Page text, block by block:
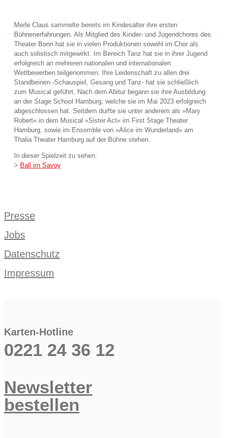
Merle Claus sammelte bereits im Kindesalter ihre ersten
Bühnenerfahrungen. Als Mitglied des Kinder- und Jugendchores des
Theater Bonn hat sie in vielen Produktionen sowohl im Chor als
auch solistisch mitgewirkt. Im Bereich Tanz hat sie in ihrer Jugend
erfolgreich an mehreren nationalen und internationalen
Wettbewerben teilgenommen. Ihre Leidenschaft zu allen drei
Standbeinen -Schauspiel, Gesang und Tanz- hat sie schließlich
zum Musical geführt. Nach dem Abitur begann sie ihre Ausbildung
an der Stage School Hamburg, welche sie im Mai 2023 erfolgreich
abgeschlossen hat. Seitdem durfte sie unter anderem als »Mary
Robert« in dem Musical »Sister Act« im First Stage Theater
Hamburg, sowie im Ensemble von »Alice im Wunderland« am
Thalia Theater Hamburg auf der Bühne stehen.
In dieser Spielzeit zu sehen:
> Ball im Savoy
Presse
Jobs
Datenschutz
Impressum
Karten-Hotline
0221 24 36 12
Newsletter
bestellen